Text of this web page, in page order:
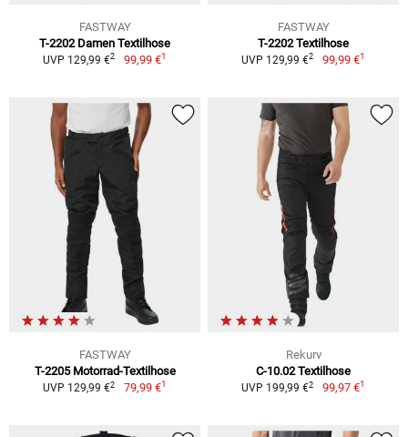
FASTWAY
T-2202 Damen Textilhose
UVP 129,99 €2 99,99 €1
FASTWAY
T-2202 Textilhose
UVP 129,99 €2 99,99 €1
FASTWAY
T-2205 Motorrad-Textilhose
UVP 129,99 €2 79,99 €1
Rekurv
C-10.02 Textilhose
UVP 199,99 €2 99,97 €1